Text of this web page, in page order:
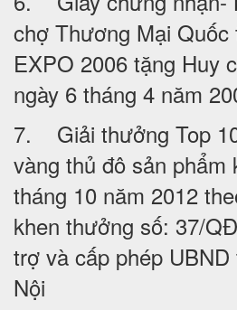
chợ Thương Mại Quốc
EXPO 2006 tặng Huy
ngày 6 tháng 4 năm
7. Giải thưởng Top
vàng thủ đô sản phẩm
tháng 10 năm 2012
khen thưởng số: 37/
trợ và cấp phép
Nội